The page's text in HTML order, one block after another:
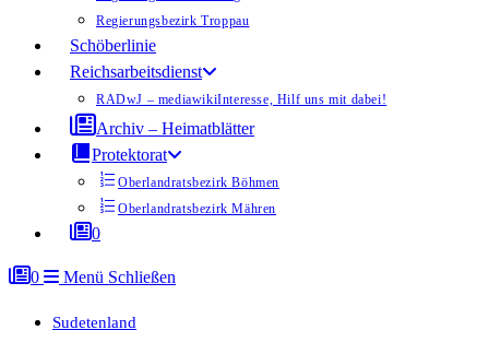
Regierungsbezirk Troppau
Schöberlinie
Reichsarbeitsdienst
RADwJ – mediawikiInteresse, Hilf uns mit dabei!
Archiv – Heimatblätter
Protektorat
Oberlandratsbezirk Böhmen
Oberlandratsbezirk Mähren
0
0 Menü Schließen
Sudetenland